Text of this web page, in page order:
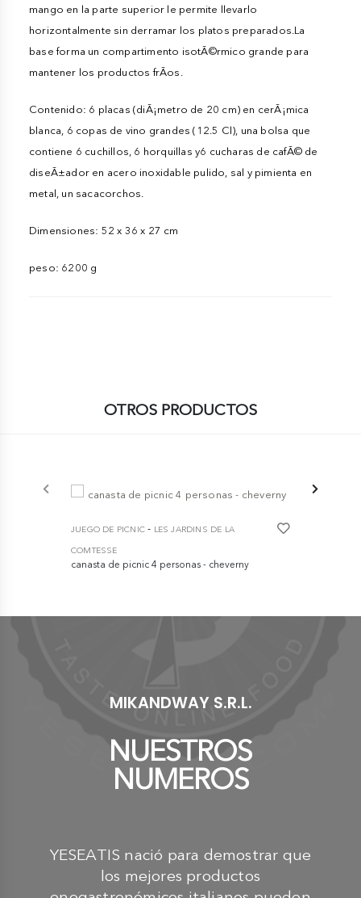
mango en la parte superior le permite llevarlo
horizontalmente sin derramar los platos preparados.La
base forma un compartimento isotÃ©rmico grande para
mantener los productos frÃ­os.
Contenido: 6 placas (diÃ¡metro de 20 cm) en cerÃ¡mica
blanca, 6 copas de vino grandes (12.5 Cl), una bolsa que
contiene 6 cuchillos, 6 horquillas y6 cucharas de cafÃ© de
diseÃ±ador en acero inoxidable pulido, sal y pimienta en
metal, un sacacorchos.
Dimensiones: 52 x 36 x 27 cm
peso: 6200 g
OTROS PRODUCTOS
JUEGO DE PICNIC - LES JARDINS DE LA
COMTESSE
canasta de picnic 4 personas - cheverny
MIKANDWAY S.R.L.
NUESTROS
NUMEROS
YESEATIS nació para demostrar que
los mejores productos